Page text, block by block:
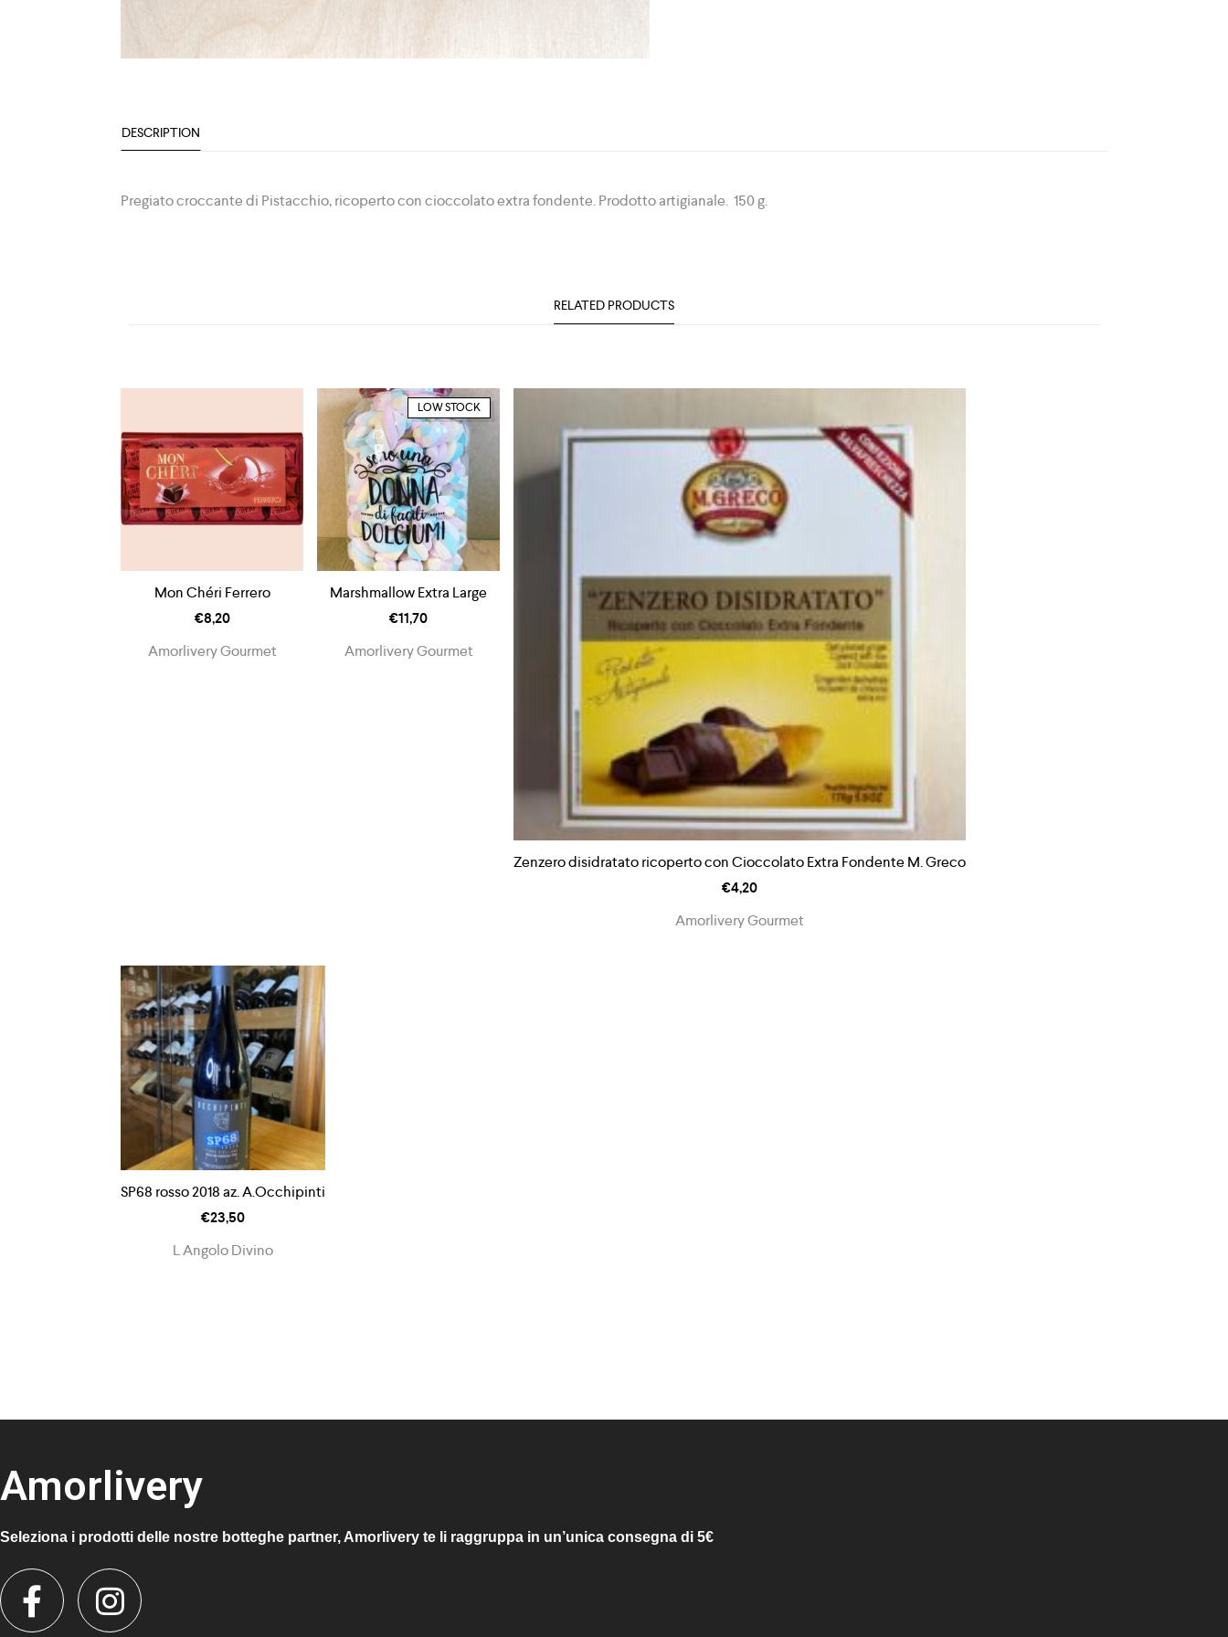
DESCRIPTION
Pregiato croccante di Pistacchio, ricoperto con cioccolato extra fondente. Prodotto artigianale. 150 g.
RELATED PRODUCTS
Mon Chéri Ferrero
€8,20
Amorlivery Gourmet
LOW STOCK
Marshmallow Extra Large
€11,70
Amorlivery Gourmet
Zenzero disidratato ricoperto con Cioccolato Extra Fondente M. Greco
€4,20
Amorlivery Gourmet
SP68 rosso 2018 az. A.Occhipinti
€23,50
L Angolo Divino
Amorlivery
Seleziona i prodotti delle nostre botteghe partner, Amorlivery te li raggruppa in un’unica consegna di 5€